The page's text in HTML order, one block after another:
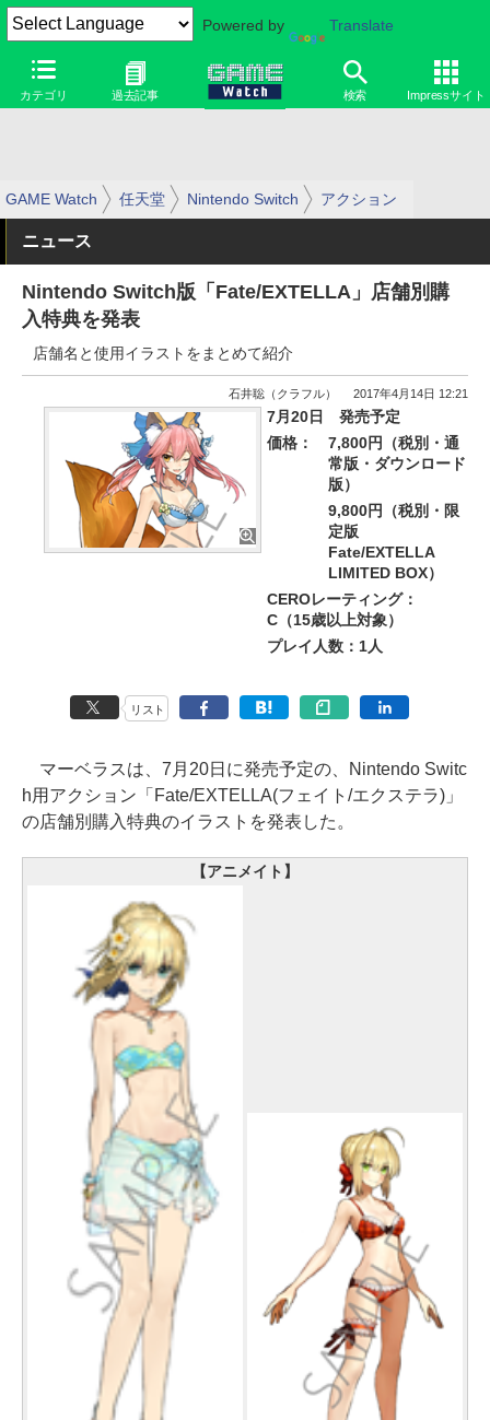
Powered by Translate
カテゴリ 過去記事 検索 Impressサイト
GAME Watch 任天堂 Nintendo Switch アクション
ニュース
Nintendo Switch版「Fate/EXTELLA」店舗別購
入特典を発表
店舗名と使用イラストをまとめて紹介
石井聡（クラフル） 2017年4月14日 12:21
7月20日 発売予定
価格：
7,800円（税別・通
常版・ダウンロード
版）
9,800円（税別・限
定版
Fate/EXTELLA
LIMITED BOX）
CEROレーティング：
C（15歳以上対象）
プレイ人数：1人
リスト
マーベラスは、7月20日に発売予定の、Nintendo Switc
h用アクション「Fate/EXTELLA(フェイト/エクステラ)」
の店舗別購入特典のイラストを発表した。
【アニメイト】